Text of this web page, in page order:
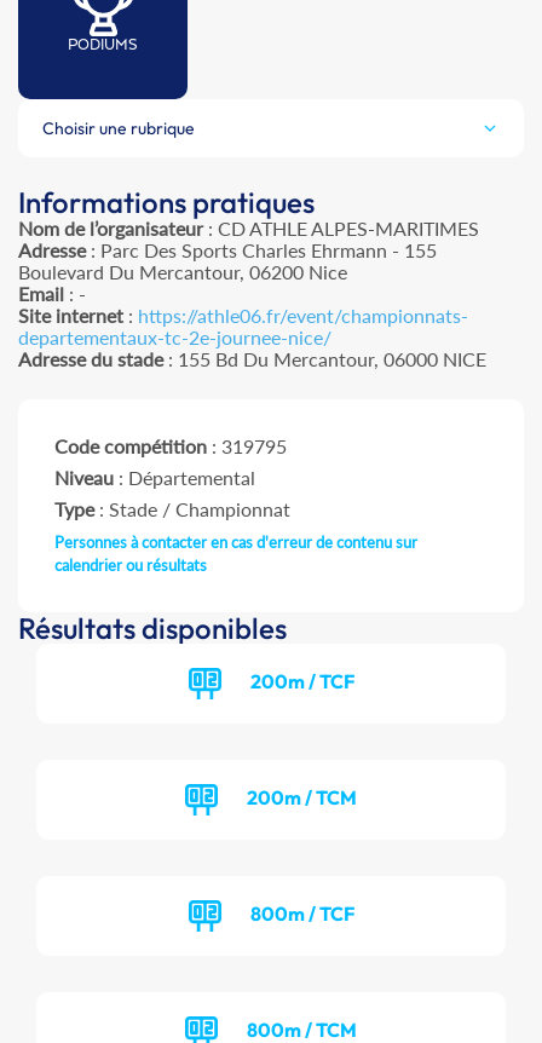
PODIUMS
Choisir une rubrique
Informations pratiques
Nom de l’organisateur: CD ATHLE ALPES-MARITIMES
Adresse: Parc Des Sports Charles Ehrmann - 155
Boulevard Du Mercantour, 06200 Nice
Email : -
Site internet : https://athle06.fr/event/championnats-
departementaux-tc-2e-journee-nice/
Adresse du stade: 155 Bd Du Mercantour, 06000 NICE
Code compétition : 319795
Niveau : Départemental
Type: Stade / Championnat
Personnes à contacter en cas d'erreur de contenu sur
calendrier ou résultats
Résultats disponibles
200m / TCF
200m / TCM
800m / TCF
800m / TCM